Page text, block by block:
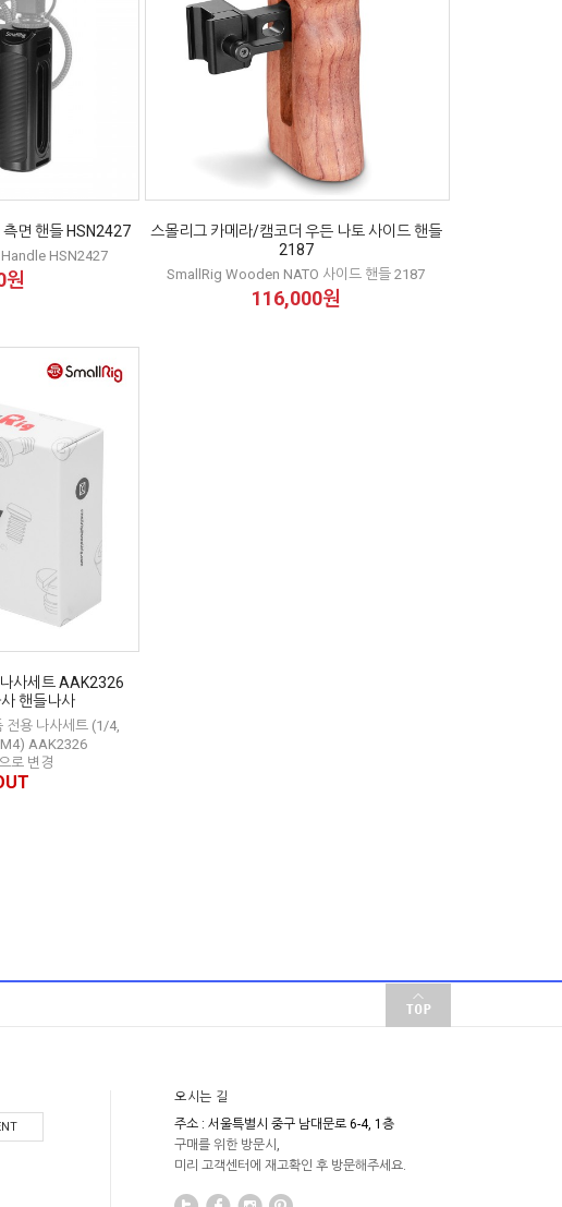
면 핸들 HSN2427
HSN2427
원
스몰리그 카메라/캠코더 우든 나토 사이드 핸들
2187
SmallRig Wooden NATO 사이드 핸들 2187
116,000원
사세트 AAK2326
핸들나사
전용 나사세트 (1/4,
AAK2326
로 변경
오시는 길
주소 : 서울특별시 중구 남대문로 6-4, 1층
구매를 위한 방문시,
미리 고객센터에 재고확인 후 방문해주세요.